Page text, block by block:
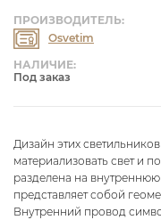
НАЛИЧИЕ:
Под заказ
ПРОИЗВОДИТЕЛЬ:
Osvetim
Дизайн этих
материализовать свет и
разделена на
представляет собой
Внутренний провод